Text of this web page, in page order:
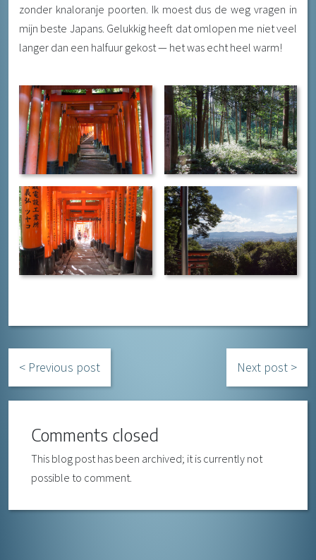
zonder knaloranje poorten. Ik moest dus de weg vragen in
mijn beste Japans. Gelukkig heeft dat omlopen me niet veel
langer dan een halfuur gekost — het was echt heel warm!
Next post
Previous post
Comments closed
This blog post has been archived; it is currently not
possible to comment.